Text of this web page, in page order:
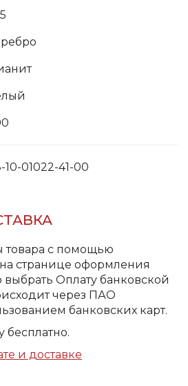
10-01022-41-00
товара с помощью
странице оформления
выбрать Оплату банковской
через ПАО
банковских карт.
бесплатно.
и доставке